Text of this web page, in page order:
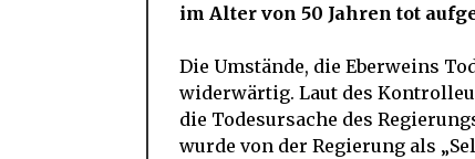
im Alter von 50 Jahren tot
Die Umstände, die Eberweins
widerwärtig. Laut des
die Todesursache des
wurde von der Regierung als